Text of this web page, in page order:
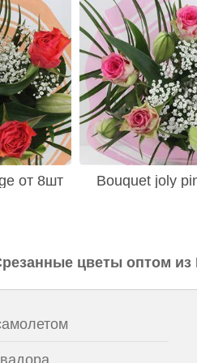
от 8шт Bouquet joly
цветы оптом из